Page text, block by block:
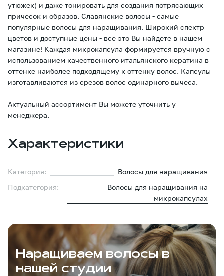
утюжек) и даже тонировать для создания потрясающих
причесок и образов. Славянские волосы - самые
популярные волосы для наращивания. Широкий спектр
цветов и доступные цены - все это Вы найдете в нашем
магазине! Каждая микрокапсула формируется вручную с
использованием качественного итальянского кератина в
оттенке наиболее подходящему к оттенку волос. Капсулы
изготавливаются из срезов волос одинарного вычеса.
Актуальный ассортимент Вы можете уточнить у
менеджера.
Характеристики
Категория:
Волосы для наращивания
Подкатегория:
Волосы для наращивания на
микрокапсулах
Наращиваем волосы в
нашей студии